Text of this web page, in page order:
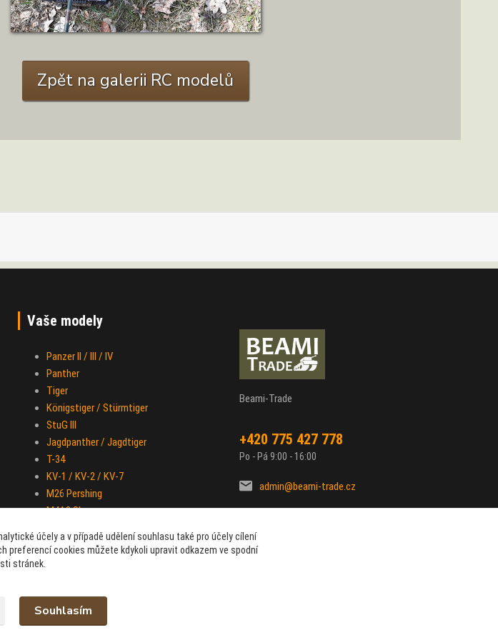
Zpět na galerii RC modelů
Vaše modely
Panzer II / III / IV
Panther
Tiger
Königstiger / Stürmtiger
StuG III
Jagdpanther / Jagdtiger
T-34
KV-1 / KV-2 / KV-7
M26 Pershing
M4A3 Sherman
Half-track M-16
Beami-Trade
+420 775 427 778
Po - Pá 9:00 - 16:00
admin@beami-trade.cz
účely a v případě udělení souhlasu také pro účely cílení
preferencí cookies můžete kdykoli upravit odkazem ve spodní
stránek.
Souhlasím